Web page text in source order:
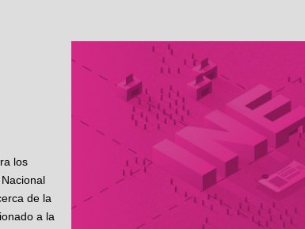
los
de la
a la